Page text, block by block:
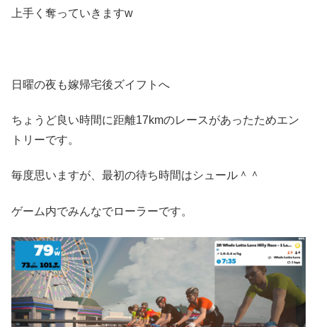
上手く奪っていきますw
日曜の夜も嫁帰宅後ズイフトへ
ちょうど良い時間に距離17kmのレースがあったためエン
トリーです。
毎度思いますが、最初の待ち時間はシュール＾＾
ゲーム内でみんなでローラーです。